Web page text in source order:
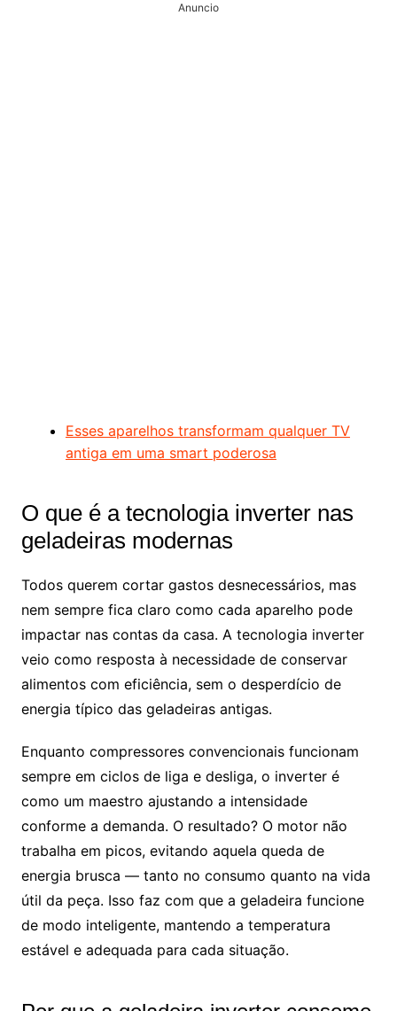
Anuncio
Esses aparelhos transformam qualquer TV
antiga em uma smart poderosa
O que é a tecnologia inverter nas
geladeiras modernas
Todos querem cortar gastos desnecessários, mas
nem sempre fica claro como cada aparelho pode
impactar nas contas da casa. A tecnologia inverter
veio como resposta à necessidade de conservar
alimentos com eficiência, sem o desperdício de
energia típico das geladeiras antigas.
Enquanto compressores convencionais funcionam
sempre em ciclos de liga e desliga, o inverter é
como um maestro ajustando a intensidade
conforme a demanda. O resultado? O motor não
trabalha em picos, evitando aquela queda de
energia brusca — tanto no consumo quanto na vida
útil da peça. Isso faz com que a geladeira funcione
de modo inteligente, mantendo a temperatura
estável e adequada para cada situação.